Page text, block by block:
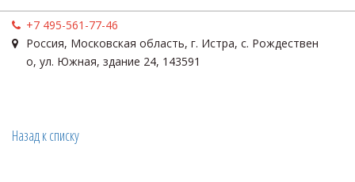
+7 495-561-77-46
Россия, Московская область, г. Истра, с. Рождествен
о, ул. Южная, здание 24, 143591
Назад к списку